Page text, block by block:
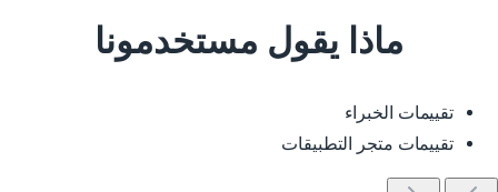
ماذا يقول مستخدمونا
تقييمات الخبراء
تقييمات متجر التطبيقات